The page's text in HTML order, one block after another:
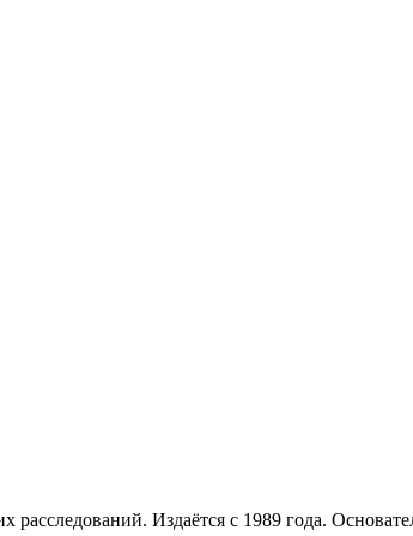
расследований. Издаётся с 1989 года.